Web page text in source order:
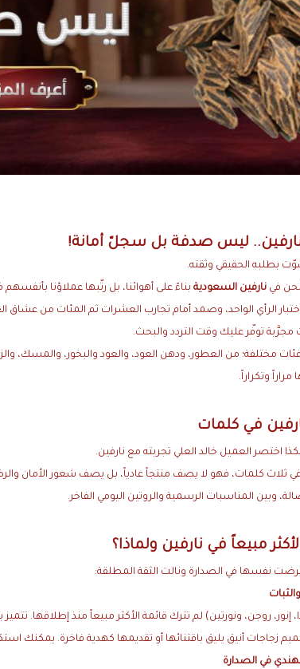
نارفين.. ليس صدفة بل سجلّ أمانة!
بطلبه الحقيقي وثقته.
في نارفين السعودية بناءً على أهوائنا، بل رتّبها عملاؤنا
الرأي الواحد، وصمد أمام تجارب العشرات ثم المئات من
توفّر عليك وقت التردد والبحث.
فئات مختلفة؛ من العطور، ودهن العود، والعود والبخور، والمسك،
وتكراراً.
في كلمات
اختصر العميل خالد العلي تجربته مع نارفين.
ثلاث كلمات، فهو لا يصف منتجاً عادياً، بل يصف شعور الأمان
وبين المناسبات الرسمية والروتين اليومي الفاخر.
مبيعاً في نارفين ولماذا؟
نفسها في الصدارة ونالت الثقة المطلقة:
إنور، روجن، ونورتين) لم تترك قائمة الأكثر مبيعاً منذ إطلاقها.
زجاجات أنيق يليق باقتنائها أو تقديمها كهدية فاخرة. يمكنك